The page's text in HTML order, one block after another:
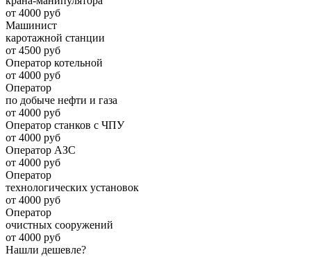
от 4000 руб
Машинист
каротажной станции
от 4500 руб
Оператор котельной
от 4000 руб
Оператор
по добыче нефти и газа
от 4000 руб
Оператор станков с ЧПУ
от 4000 руб
Оператор АЗС
от 4000 руб
Оператор
технологических установок
от 4000 руб
Оператор
очистных сооружений
от 4000 руб
Нашли дешевле?